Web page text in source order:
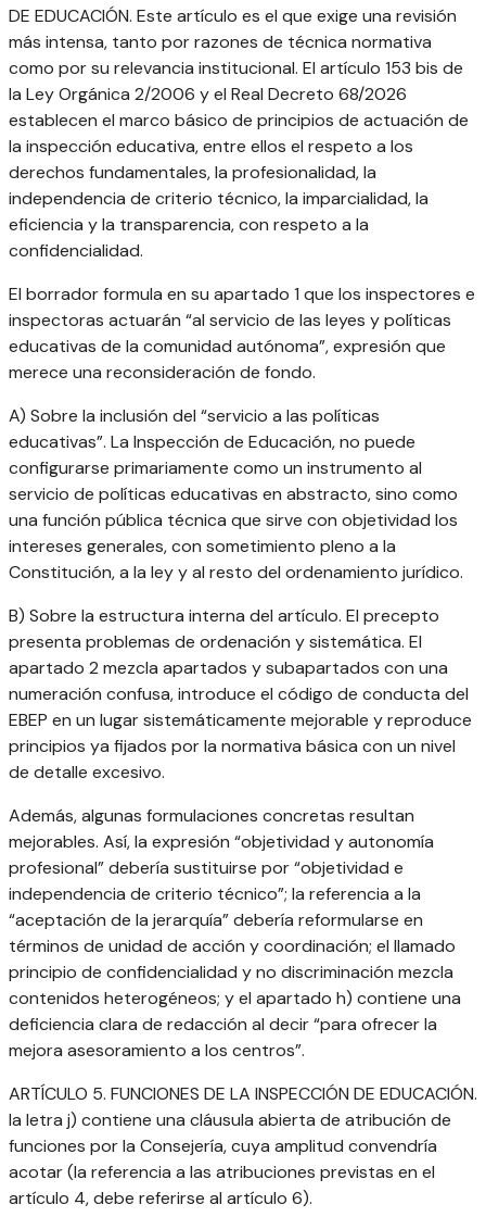
DE EDUCACIÓN. Este artículo es el que exige una revisión
más intensa, tanto por razones de técnica normativa
como por su relevancia institucional. El artículo 153 bis de
la Ley Orgánica 2/2006 y el Real Decreto 68/2026
establecen el marco básico de principios de actuación de
la inspección educativa, entre ellos el respeto a los
derechos fundamentales, la profesionalidad, la
independencia de criterio técnico, la imparcialidad, la
eficiencia y la transparencia, con respeto a la
confidencialidad.
El borrador formula en su apartado 1 que los inspectores e
inspectoras actuarán “al servicio de las leyes y políticas
educativas de la comunidad autónoma”, expresión que
merece una reconsideración de fondo.
A) Sobre la inclusión del “servicio a las políticas
educativas”. La Inspección de Educación, no puede
configurarse primariamente como un instrumento al
servicio de políticas educativas en abstracto, sino como
una función pública técnica que sirve con objetividad los
intereses generales, con sometimiento pleno a la
Constitución, a la ley y al resto del ordenamiento jurídico.
B) Sobre la estructura interna del artículo. El precepto
presenta problemas de ordenación y sistemática. El
apartado 2 mezcla apartados y subapartados con una
numeración confusa, introduce el código de conducta del
EBEP en un lugar sistemáticamente mejorable y reproduce
principios ya fijados por la normativa básica con un nivel
de detalle excesivo.
Además, algunas formulaciones concretas resultan
mejorables. Así, la expresión “objetividad y autonomía
profesional” debería sustituirse por “objetividad e
independencia de criterio técnico”; la referencia a la
“aceptación de la jerarquía” debería reformularse en
términos de unidad de acción y coordinación; el llamado
principio de confidencialidad y no discriminación mezcla
contenidos heterogéneos; y el apartado h) contiene una
deficiencia clara de redacción al decir “para ofrecer la
mejora asesoramiento a los centros”.
ARTÍCULO 5. FUNCIONES DE LA INSPECCIÓN DE EDUCACIÓN.
la letra j) contiene una cláusula abierta de atribución de
funciones por la Consejería, cuya amplitud convendría
acotar (la referencia a las atribuciones previstas en el
artículo 4, debe referirse al artículo 6).